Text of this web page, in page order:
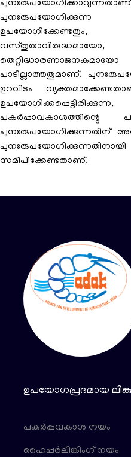
പാടില്ലാത്തതുമാണ്.
ഉറവിടം
പകർപ്പാവകാശത്തിന്റെ
പുനഃരുപയോഗിക്കുന്നതിന്
സമീപിക്കേണ്ടതാണ്.
ഉപയോഗപ്രദമായ
പകർപ്പവകാശ നയം
ഹൈപ്പർലിങ്കിംഗ് നയം